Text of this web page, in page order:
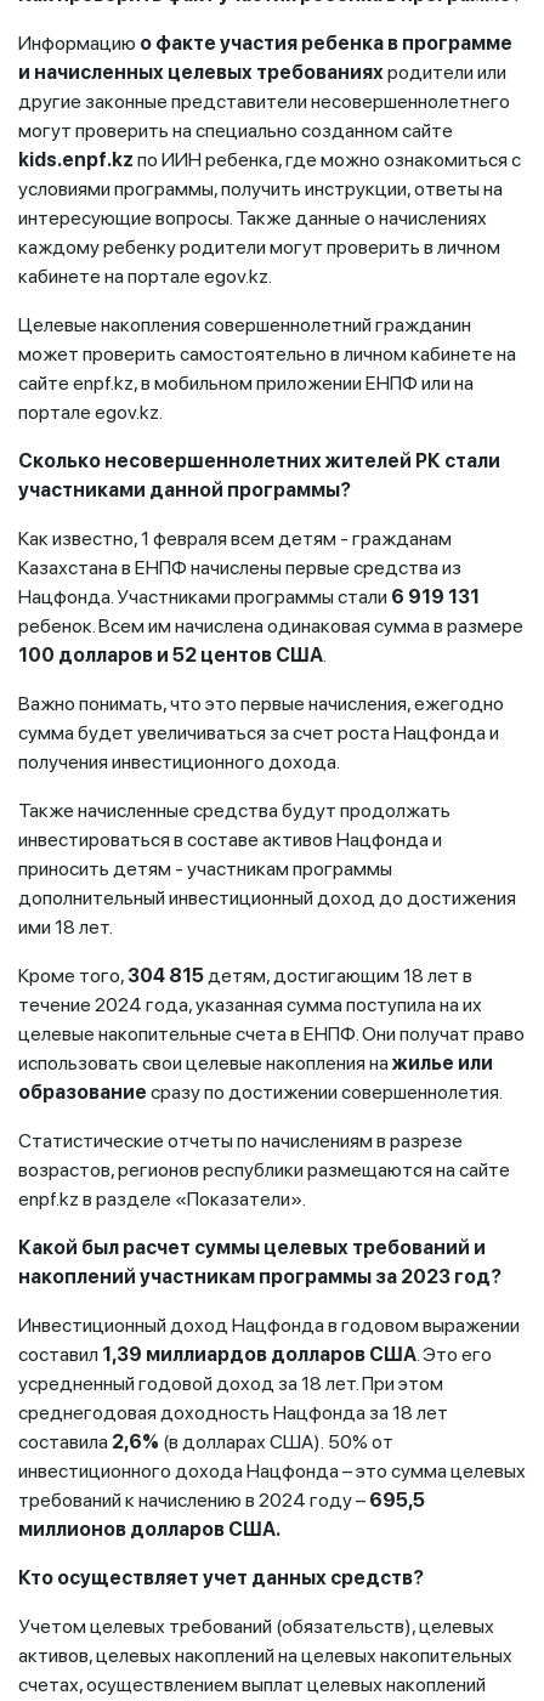
Информацию о факте участия ребенка в программе
и начисленных целевых требованияхродители или
другие законные представители несовершеннолетнего
могут проверить на специально созданном сайте
kids.enpf.kz по ИИН ребенка, где можно ознакомиться с
условиями программы, получить инструкции, ответы на
интересующие вопросы. Также данные о начислениях
каждому ребенку родители могут проверить в личном
кабинете на портале egov.kz.
Целевые накопления совершеннолетний гражданин
может проверить самостоятельно в личном кабинете на
сайте enpf.kz, в мобильном приложении ЕНПФ или на
портале egov.kz.
Сколько несовершеннолетних жителей РК стали
участниками данной программы?
Как известно, 1 февраля всем детям - гражданам
Казахстана в ЕНПФ начислены первые средства из
Нацфонда. Участниками программы стали 6 919 131
ребенок. Всем им начислена одинаковая сумма в размере
100 долларов и 52 центов США.
Важно понимать, что это первые начисления, ежегодно
сумма будет увеличиваться за счет роста Нацфонда и
получения инвестиционного дохода.
Также начисленные средства будут продолжать
инвестироваться в составе активов Нацфонда и
приносить детям - участникам программы
дополнительный инвестиционный доход до достижения
ими 18 лет.
Кроме того, 304 815детям, достигающим 18 лет в
течение 2024 года, указанная сумма поступила на их
целевые накопительные счета в ЕНПФ. Они получат право
использовать свои целевые накопления на жилье или
образование сразу по достижении совершеннолетия.
Статистические отчеты по начислениям в разрезе
возрастов, регионов республики размещаются на сайте
enpf.kz в разделе «Показатели».
Какой был расчет суммы целевых требований и
накоплений участникам программы за 2023 год?
Инвестиционный доход Нацфонда в годовом выражении
составил 1,39 миллиардов долларов США. Это его
усредненный годовой доход за 18 лет. При этом
среднегодовая доходность Нацфонда за 18 лет
составила 2,6% (в долларах США). 50% от
инвестиционного дохода Нацфонда – это сумма целевых
требований к начислению в 2024 году – 695,5
миллионов долларов США.
Кто осуществляет учет данных средств?
Учетом целевых требований (обязательств), целевых
активов, целевых накоплений на целевых накопительных
счетах, осуществлением выплат целевых накоплений